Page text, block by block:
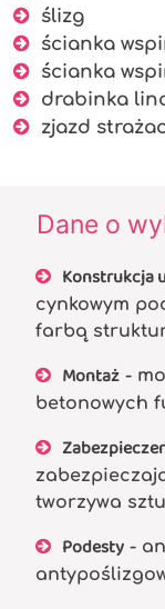
ślizg
ścianka
ścianka
drabinka
zjazd
Dane o
Konstrukcja
cynkowym
farbą
Montaż -
betonowych
tworzywa
Podesty -